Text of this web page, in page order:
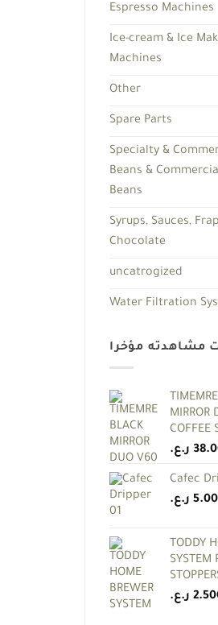
Espresso Machines
Ice-cream & Ice
Machines
Other
Spare Parts
Specialty &
Beans &
Beans
Syrups, Sauces,
Chocolate
uncatrogized
Water Filtration
مشاهدته مؤخرا
MIRROR
COFFEE
ر.ع.
Cafec
ر.ع.
TODDY
SYSTEM
ر.ع.